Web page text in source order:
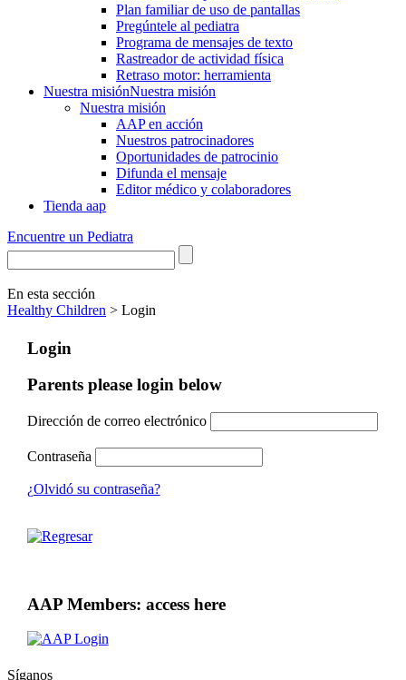
Plan familiar de uso de pantallas
Pregúntele al pediatra
Programa de mensajes de texto
Rastre​​ador de activida​d física
Retraso motor: herramienta
Nuestra misiónNuestra misión
Nuestra misión
AAP en acción
Nuestros patrocinadores
Oportunidades de patrocinio
Difunda el mensaje
Editor médico y colaboradores
Tienda aap
Encuentre un Pediatra
En esta sección
Healthy Children > Login
Login
Parents please login below
Dirección de correo electrónico
Contraseña
¿Olvidó su contraseña?
AAP Members: access here
Síganos